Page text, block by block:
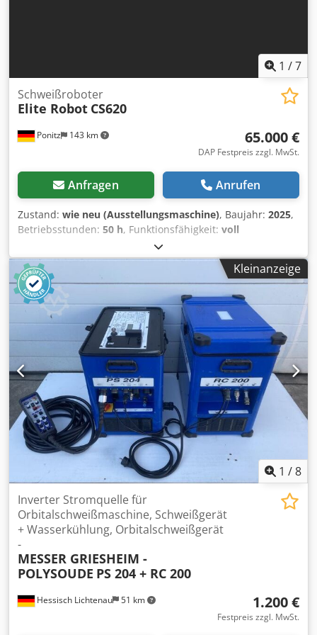
1 /7
Ponitz 143 km
Schweißroboter
Elite Robot CS620
65.000 €
DAP Festpreis zzgl. MwSt.
Anfragen Anrufen
Zustand: wie neu (Ausstellungsmaschine), Baujahr: 2025,
Betriebsstunden: 50 h, Funktionsfähigkeit: voll
, Verkauft wird ein Schweißrobotersystem
mit folgendem Inhalt: Chsdpfx Aijv Dvlle Sja Elite Robot
CS620 (1750mm Reichweite) mit Programmierflansch und
Software Fronius TPSi 500 Positionierer rotateZERO 500 mit
1800mm x 800mm Zwischenrahmen Maschinengestell
Anlage ist sofort Schweißbereit
Kleinanzeige
1 /8
Hessisch Lichtenau 51 km
Inverter Stromquelle für
Orbitalschweißmaschine, Schweißgerät
+ Wasserkühlung, Orbitalschweißgerät
-
MESSER GRIESHEIM -
POLYSOUDE PS 204 + RC 200
1.200 €
Festpreis zzgl. MwSt.